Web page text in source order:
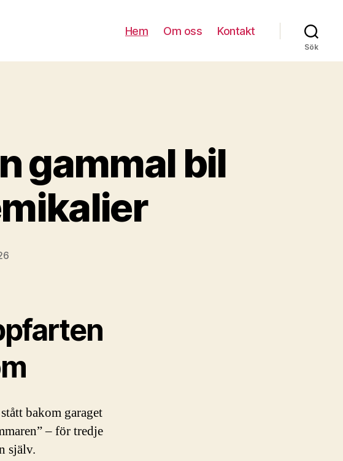
Hem Om oss Kontakt
Sök
gammal bil
bakom garaget
– för tredje
själv.